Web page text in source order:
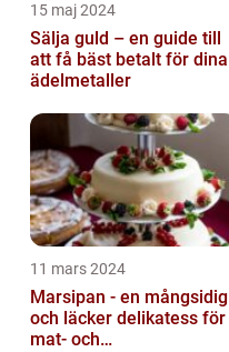
15 maj 2024
Sälja guld – en guide till
att få bäst betalt för dina
ädelmetaller
11 mars 2024
Marsipan - en mångsidig
och läcker delikatess för
mat- och